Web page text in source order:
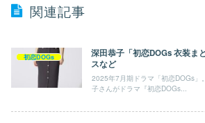
関連記事
初恋DOGs
深田恭子「初恋DOGs 衣装ま
スなど
2025年7月期ドラマ「初恋DOGs」
子さんがドラマ『初恋DOGs...